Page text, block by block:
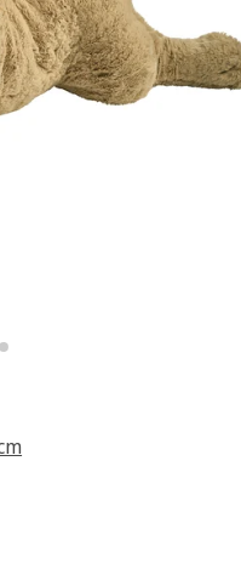
5 Stjerner. Anmeldelser i